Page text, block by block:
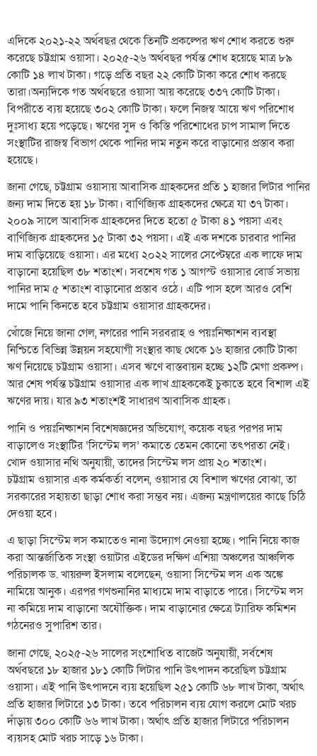
এদিকে ২০২১-২২ অর্থবছর থেকে তিনটি প্রকল্পের ঋণ শোধ করতে শুরু
করেছে চট্টগ্রাম ওয়াসা। ২০২৫-২৬ অর্থবছর পর্যন্ত শোধ হয়েছে মাত্র ৮৯
কোটি ১৪ লাখ টাকা। গড়ে প্রতি বছর ২২ কোটি টাকা করে শোধ করছে
তারা।অন্যদিকে গত অর্থবছরে ওয়াসা আয় করেছে ৩৩৭ কোটি টাকা।
বিপরীতে ব্যয় হয়েছে ৩০২ কোটি টাকা। ফলে নিজস্ব আয়ে ঋণ পরিশোধ
দুঃসাধ্য হয়ে পড়েছে। ঋণের সুদ ও কিস্তি পরিশোধের চাপ সামাল দিতে
সংস্থাটির রাজস্ব বিভাগ থেকে পানির দাম নতুন করে বাড়ানোর প্রস্তাব করা
হয়েছে।
জানা গেছে, চট্টগ্রাম ওয়াসায় আবাসিক গ্রাহকদের প্রতি ১ হাজার লিটার পানির
জন্য দাম দিতে হয় ১৮ টাকা। বাণিজ্যিক গ্রাহকদের ক্ষেত্রে যা ৩৭ টাকা।
২০০৯ সালে আবাসিক গ্রাহকদের দিতে হতো ৫ টাকা ৪১ পয়সা এবং
বাণিজ্যিক গ্রাহকদের ১৫ টাকা ৩২ পয়সা। এই এক দশকে চারবার পানির
দাম বাড়িয়েছে ওয়াসা। এর মধ্যে ২০২২ সালের সেপ্টেম্বরে এক লাফে দাম
বাড়ানো হয়েছিল ৩৮ শতাংশ। সবশেষ গত ১ আগস্ট ওয়াসার বোর্ড সভায়
পানির দাম ৫ শতাংশ বাড়ানোর প্রস্তাব ওঠে। এটি পাস হলে আরও বেশি
দামে পানি কিনতে হবে চট্টগ্রাম ওয়াসার গ্রাহকদের।
খোঁজে নিয়ে জানা গেল, নগরের পানি সরবরাহ ও পয়ঃনিষ্কাশন ব্যবস্থা
নিশ্চিতে বিভিন্ন উন্নয়ন সহযোগী সংস্থার কাছ থেকে ১৬ হাজার কোটি টাকা
ঋণ নিয়েছে চট্টগ্রাম ওয়াসা। এসব ঋণে বাস্তবায়ন হচ্ছে ১২টি মেগা প্রকল্প।
আর শেষ পর্যন্ত চট্টগ্রাম ওয়াসার এক লাখ গ্রাহককেই চুকাতে হবে বিশাল এই
ঋণের দায়। যার ৯৩ শতাংশই সাধারণ আবাসিক গ্রাহক।
পানি ও পয়ঃনিষ্কাশন বিশেষজ্ঞদের অভিযোগ, কয়েক বছর পরপর দাম
বাড়ালেও সংস্থাটির ‘সিস্টেম লস’ কমাতে তেমন কোনো তৎপরতা নেই।
খোদ ওয়াসার নথি অনুযায়ী, তাদের সিস্টেম লস প্রায় ২০ শতাংশ।
চট্টগ্রাম ওয়াসার এক কর্মকর্তা বলেন, ওয়াসার যে বিশাল ঋণের বোঝা, তা
সরকারের সহায়তা ছাড়া শোধ করা সম্ভব নয়। এজন্য মন্ত্রণালয়ের কাছে চিঠি
দেওয়া হবে।
এ ছাড়া সিস্টেম লস কমাতেও নানা উদ্যোগ নেওয়া হচ্ছে। পানি নিয়ে কাজ
করা আন্তর্জাতিক সংস্থা ওয়াটার এইডের দক্ষিণ এশিয়া অঞ্চলের আঞ্চলিক
পরিচালক ড. খায়রুল ইসলাম বলেছেন, ওয়াসা সিস্টেম লস এক অঙ্কে
নামিয়ে আনুক। এরপর গণশুনানির মাধ্যমে দাম বাড়াতে পারে। সিস্টেম লস
না কমিয়ে দাম বাড়ানো অযৌক্তিক। দাম বাড়ানোর ক্ষেত্রে ট্যারিফ কমিশন
গঠনেরও সুপারিশ তার।
জানা গেছে, ২০২৫-২৬ সালের সংশোধিত বাজেট অনুযায়ী, সর্বশেষ
অর্থবছরে ১৮ হাজার ১৮১ কোটি লিটার পানি উৎপাদন করেছিল চট্টগ্রাম
ওয়াসা। এই পানি উৎপাদনে ব্যয় হয়েছিল ২৫১ কোটি ৬৮ লাখ টাকা, অর্থাৎ
প্রতি হাজার লিটারে ১৩ টাকা। তবে পরিচালন ব্যয় যোগ করলে মোট খরচ
দাঁড়ায় ৩০০ কোটি ৬৬ লাখ টাকা। অর্থাৎ প্রতি হাজার লিটারে পরিচালন
ব্যয়সহ মোট খরচ সাড়ে ১৬ টাকা।